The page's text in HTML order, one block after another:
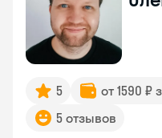
5 от 1590 ₽
5 отзывов